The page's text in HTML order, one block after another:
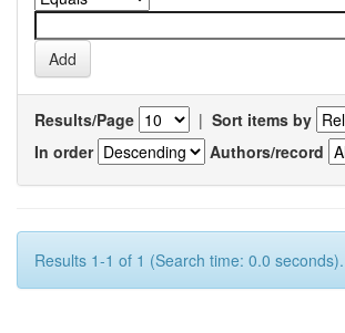
Results/Page | Sort items by
In order
Authors/record
Results 1-1 of 1 (Search time: 0.0 seconds).